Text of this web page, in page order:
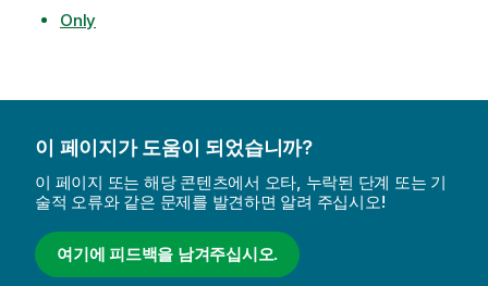
Only
이 페이지가 도움이 되었습니까?
이 페이지 또는 해당 콘텐츠에서 오타, 누락된 단계 또는 기
술적 오류와 같은 문제를 발견하면 알려 주십시오!
여기에 피드백을 남겨주십시오.